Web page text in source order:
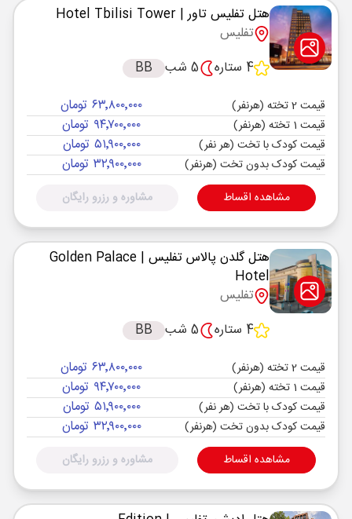
هتل تفلیس تاور| Hotel Tbilisi Tower
تفلیس
4 ستاره
5 شب BB
قیمت 2 تخته (هرنفر) ۶۳٬۸۰۰٬۰۰۰ تومان
قیمت 1 تخته (هرنفر) ۹۴٬۷۰۰٬۰۰۰ تومان
قیمت کودک با تخت (هر نفر) ۵۱٬۹۰۰٬۰۰۰ تومان
قیمت کودک بدون تخت (هرنفر) ۳۲٬۹۰۰٬۰۰۰ تومان
مشاهده اقساط مشاوره و رزرو رایگان
هتل گلدن پالاس تفلیس | Golden Palace
Hotel
تفلیس
4 ستاره
5 شب BB
قیمت 2 تخته (هرنفر) ۶۳٬۸۰۰٬۰۰۰ تومان
قیمت 1 تخته (هرنفر) ۹۴٬۷۰۰٬۰۰۰ تومان
قیمت کودک با تخت (هر نفر) ۵۱٬۹۰۰٬۰۰۰ تومان
قیمت کودک بدون تخت (هرنفر) ۳۲٬۹۰۰٬۰۰۰ تومان
مشاهده اقساط مشاوره و رزرو رایگان